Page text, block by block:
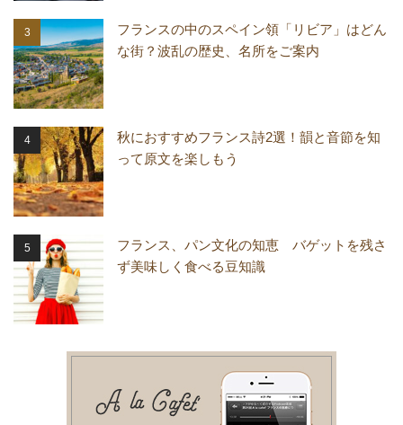
フランスの中のスペイン領「リビア」はどん
な街？波乱の歴史、名所をご案内
秋におすすめフランス詩2選！韻と音節を知
って原文を楽しもう
フランス、パン文化の知恵 バゲットを残さ
ず美味しく食べる豆知識